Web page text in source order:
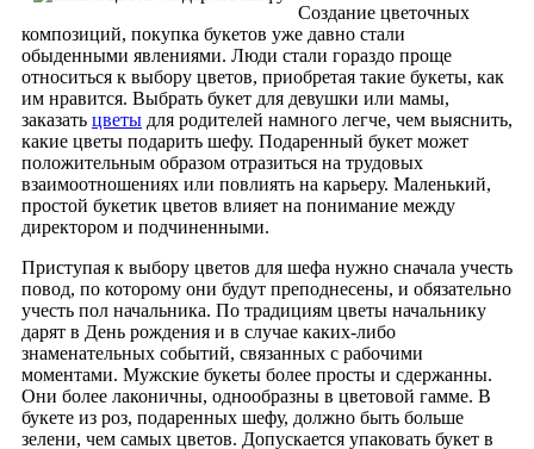
Создание цветочных
композиций, покупка букетов уже давно стали
обыденными явлениями. Люди стали гораздо проще
относиться к выбору цветов, приобретая такие букеты, как
им нравится. Выбрать букет для девушки или мамы,
заказать цветы для родителей намного легче, чем выяснить,
какие цветы подарить шефу. Подаренный букет может
положительным образом отразиться на трудовых
взаимоотношениях или повлиять на карьеру. Маленький,
простой букетик цветов влияет на понимание между
директором и подчиненными.
Приступая к выбору цветов для шефа нужно сначала учесть
повод, по которому они будут преподнесены, и обязательно
учесть пол начальника. По традициям цветы начальнику
дарят в День рождения и в случае каких-либо
знаменательных событий, связанных с рабочими
моментами. Мужские букеты более просты и сдержанны.
Они более лаконичны, однообразны в цветовой гамме. В
букете из роз, подаренных шефу, должно быть больше
зелени, чем самых цветов. Допускается упаковать букет в